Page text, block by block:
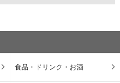
食品・ドリンク・お酒